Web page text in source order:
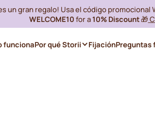
un gran regalo! Usa el código promocional
WELCOME10 for a10% Discount🎁
funcionaPor qué Storii FijaciónPreguntas